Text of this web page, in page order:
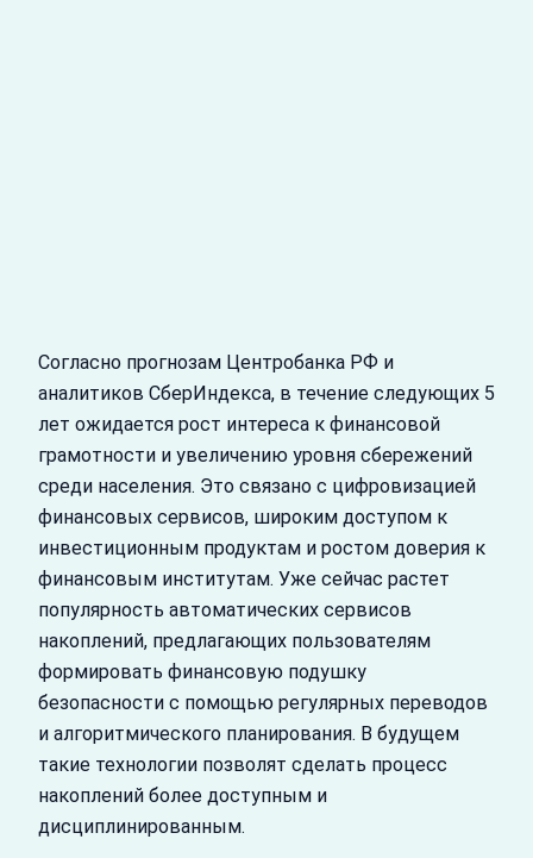
Согласно прогнозам Центробанка РФ и
аналитиков СберИндекса, в течение следующих 5
лет ожидается рост интереса к финансовой
грамотности и увеличению уровня сбережений
среди населения. Это связано с цифровизацией
финансовых сервисов, широким доступом к
инвестиционным продуктам и ростом доверия к
финансовым институтам. Уже сейчас растет
популярность автоматических сервисов
накоплений, предлагающих пользователям
формировать финансовую подушку
безопасности с помощью регулярных переводов
и алгоритмического планирования. В будущем
такие технологии позволят сделать процесс
накоплений более доступным и
дисциплинированным.